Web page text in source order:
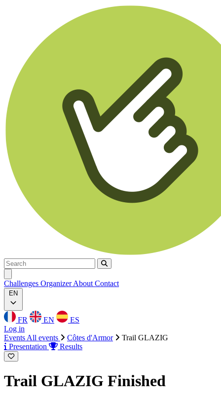
Search
Search
Challenges OrganizerAbout Contact
EN
FR EN
ES
Log in
Events All events Côtes d'Armor
Trail GLAZIG
Presentation
Results
Trail GLAZIG Finished